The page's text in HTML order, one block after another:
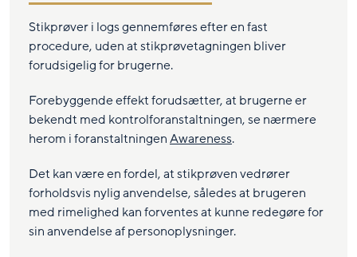
Stikprøver i logs gennemføres efter en fast
procedure, uden at stikprøvetagningen bliver
forudsigelig for brugerne.
Forebyggende effekt forudsætter, at brugerne er
bekendt med kontrolforanstaltningen, se nærmere
herom i foranstaltningenAwareness.
Det kan være en fordel, at stikprøven vedrører
forholdsvis nylig anvendelse, således at brugeren
med rimelighed kan forventes at kunne redegøre for
sin anvendelse af personoplysninger.